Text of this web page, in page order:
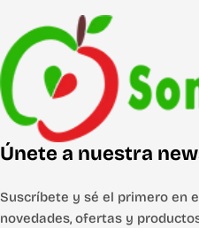
Únete a nuestra
Suscríbete y sé el primero en
novedades, ofertas y